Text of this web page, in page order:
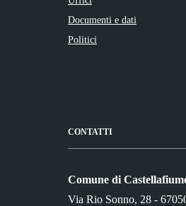
Documenti e dati
Politici
CONTATTI
Comune di
Via Rio Sonno, 28 -